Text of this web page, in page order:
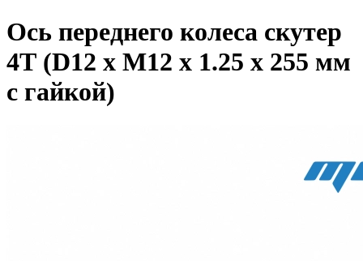
Ось переднего колеса скутер
4Т (D12 х М12 x 1.25 х 255 мм
с гайкой)